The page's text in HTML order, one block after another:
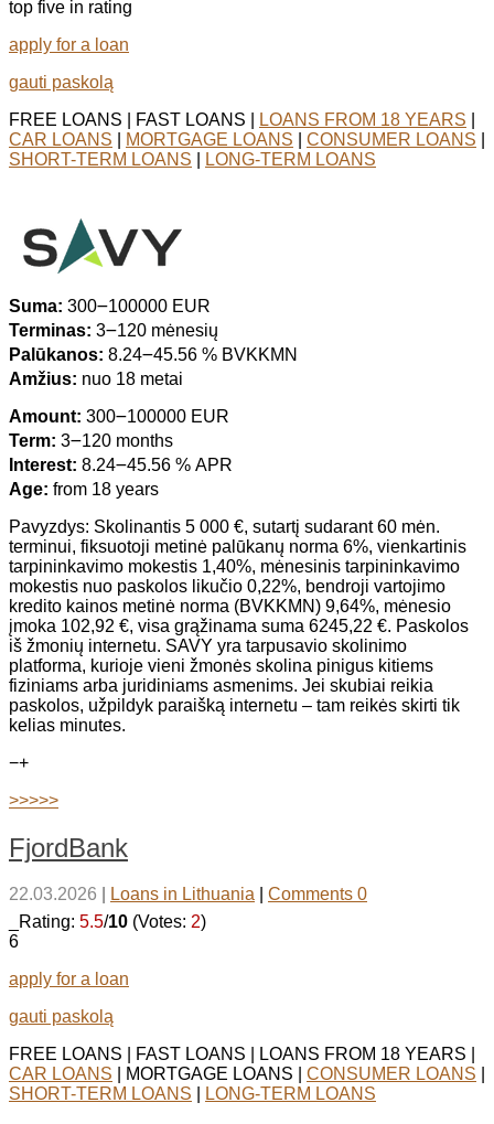
top five in rating
apply for a loan
gauti paskolą
FREE LOANS | FAST LOANS |
LOANS FROM 18 YEARS
CAR LOANS
MORTGAGE LOANS CONSUMER LOANS
SHORT-TERM LOANS
LONG-TERM LOANS
Suma: 300౼100000 EUR
Terminas: 3౼120 mėnesių
Palūkanos: 8.24౼45.56 % BVKKMN
Amžius: nuo 18 metai
Amount: 300౼100000 EUR
Term: 3౼120 months
Interest: 8.24౼45.56 % APR
Age: from 18 years
Pavyzdys: Skolinantis 5 000 €, sutartį sudarant 60 mėn.
terminui, fiksuotoji metinė palūkanų norma 6%, vienkartinis
tarpininkavimo mokestis 1,40%, mėnesinis tarpininkavimo
mokestis nuo paskolos likučio 0,22%, bendroji vartojimo
kredito kainos metinė norma (BVKKMN) 9,64%, mėnesio
įmoka 102,92 €, visa grąžinama suma 6245,22 €. Paskolos
iš žmonių internetu. SAVY yra tarpusavio skolinimo
platforma, kurioje vieni žmonės skolina pinigus kitiems
fiziniams arba juridiniams asmenims. Jei skubiai reikia
paskolos, užpildyk paraišką internetu – tam reikės skirti tik
kelias minutes.
−+
>>>>>
FjordBank
22.03.2026 Loans in Lithuania
Comments 0
_Rating: 5.5/10 (Votes: 2)
6
apply for a loan
gauti paskolą
FREE LOANS | FAST LOANS | LOANS FROM 18 YEARS |
CAR LOANS | MORTGAGE LOANS | CONSUMER LOANS
SHORT-TERM LOANS
LONG-TERM LOANS